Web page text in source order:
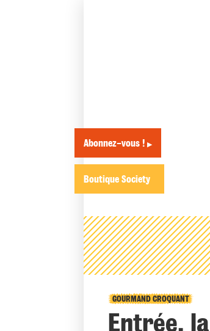
Abonnez-vous ! ▶
Boutique Society
GOURMAND CROQUANT
Entrée,